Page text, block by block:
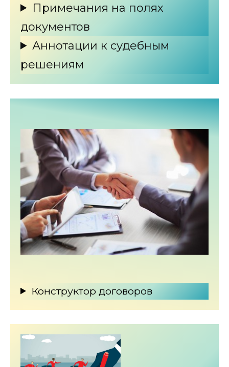
Примечания на полях
документов
Аннотации к судебным
решениям
Конструктор договоров